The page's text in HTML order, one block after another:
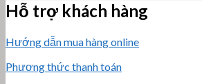
Hỗ trợ khách hàng
Hướng dẫn mua hàng online
Phương thức thanh toán